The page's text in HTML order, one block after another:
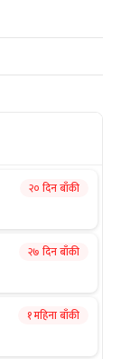
२० दिन बाँकी
२७ दिन बाँकी
१ महिना बाँकी